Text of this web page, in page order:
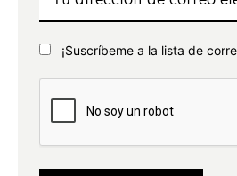
¡Suscríbeme a la lista de